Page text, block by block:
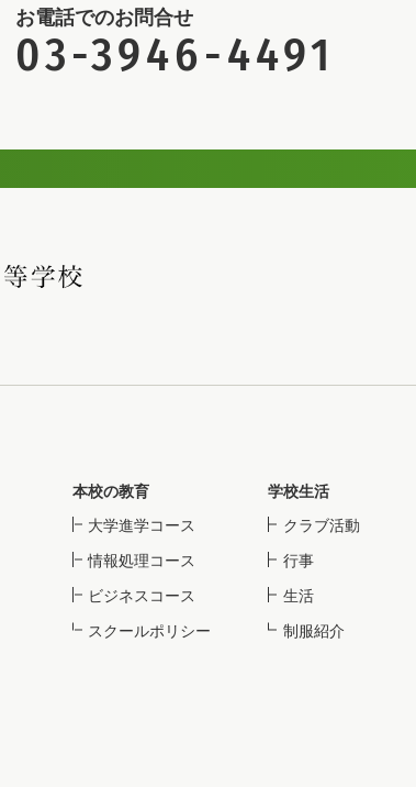
お電話でのお問合せ
03-3946-4491
本校の教育
大学進学コース
情報処理コース
ビジネスコース
スクールポリシー
学校生活
クラブ活動
行事
生活
制服紹介